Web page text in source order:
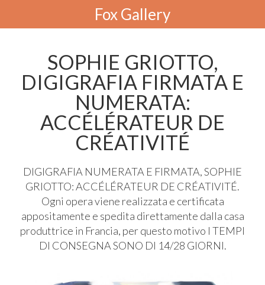
Fox Gallery
SOPHIE GRIOTTO,
DIGIGRAFIA FIRMATA E
NUMERATA:
ACCÉLÉRATEUR DE
CRÉATIVITÉ
DIGIGRAFIA NUMERATA E FIRMATA,SOPHIE
GRIOTTO: ACCÉLÉRATEUR DE CRÉATIVITÉ.
Ogni opera viene realizzata e certificata
appositamente e spedita direttamente dalla casa
produttrice in Francia, per questo motivo I TEMPI
DI CONSEGNASONO DI 14/28 GIORNI.